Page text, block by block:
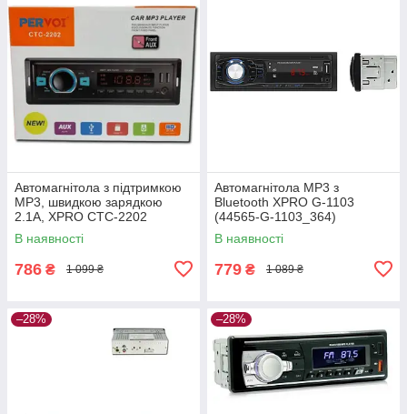
Автомагнітола з підтримкою
MP3, швидкою зарядкою
2.1A, XPRO CTC-2202
(44846-CTC-2202_368)
В наявності
786 ₴ 1 099 ₴
Автомагнітола MP3 з
Bluetooth XPRO G-1103
(44565-G-1103_364)
В наявності
779 ₴ 1 089 ₴
–28% –28%